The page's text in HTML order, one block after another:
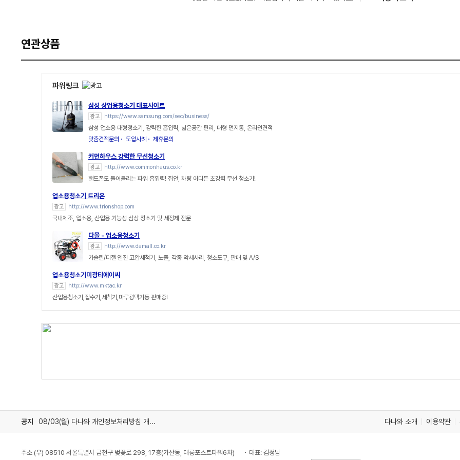
연관상품
파워링크
삼성 상업용청소기 대표사이트
광고 https://www.samsung.com/sec/business/
삼성 업소용 대형청소기, 강력한 흡입력, 넓은공간 편리, 대형 먼지통, 온라인견적
맞춤견적문의
도입사례 제휴문의
커먼하우스 강력한 무선청소기
광고 http://www.commonhaus.co.kr
핸드폰도 들어올리는 파워 흡입력! 집안, 차량 어디든 초강력 무선 청소기!
업소용청소기 트리온
광고 http://www.trionshop.com
국내제조, 업소용, 산업용 기능성 삼상 청소기 및 세정제 전문
다몰 - 업소용청소기
광고 http://www.damall.co.kr
가솔린/디젤 엔진 고압세척기, 노즐, 각종 악세사리, 청소도구, 판매 및 A/S
업소용청소기미광티에이씨
광고 http://www.mktac.kr
산업용청소기,집수기,세척기,마루광택기등 판매중!
공지 08/03(월) 다나와 개인정보처리방침 개정 안내 다나와 소개 이용약관
주소 (우) 08510 서울특별시 금천구 벚꽃로 298, 17층(가산동, 대륭포스트타워6차) 대표: 김정남